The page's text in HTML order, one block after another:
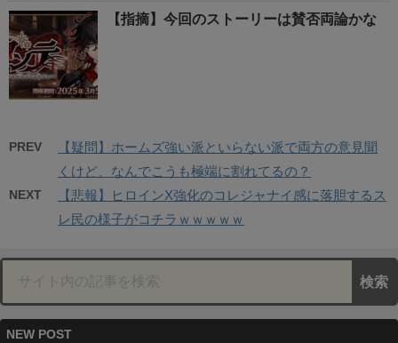
【指摘】今回のストーリーは賛否両論かな
PREV
【疑問】ホームズ強い派といらない派で両方の意見聞
くけど、なんでこうも極端に割れてるの？
NEXT
【悲報】ヒロインX強化のコレジャナイ感に落胆するス
レ民の様子がコチラｗｗｗｗｗ
NEW POST